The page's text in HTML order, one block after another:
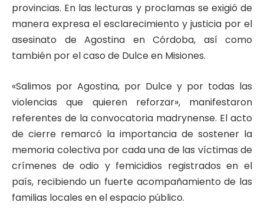
provincias. En las lecturas y proclamas se exigió de
manera expresa el esclarecimiento y justicia por el
asesinato de Agostina en Córdoba, así como
también por el caso de Dulce en Misiones.
«Salimos por Agostina, por Dulce y por todas las
violencias que quieren reforzar», manifestaron
referentes de la convocatoria madrynense. El acto
de cierre remarcó la importancia de sostener la
memoria colectiva por cada una de las víctimas de
crímenes de odio y femicidios registrados en el
país, recibiendo un fuerte acompañamiento de las
familias locales en el espacio público.